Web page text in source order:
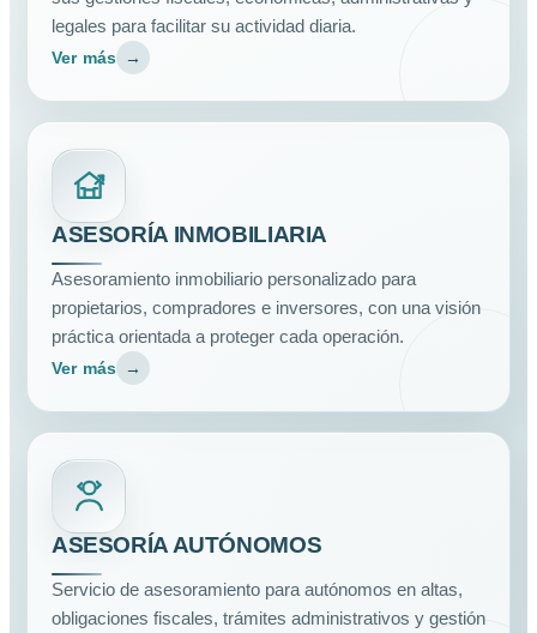
legales para facilitar su actividad diaria.
Ver más →
ASESORÍA INMOBILIARIA
Asesoramiento inmobiliario personalizado para
propietarios, compradores e inversores, con una visión
práctica orientada a proteger cada operación.
Ver más →
ASESORÍA AUTÓNOMOS
Servicio de asesoramiento para autónomos en altas,
obligaciones fiscales, trámites administrativos y gestión